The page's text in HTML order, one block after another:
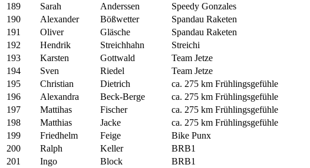
189
Sarah Anderssen Speedy Gonzales
190
Alexander Bößwetter Spandau Raketen
191
Oliver Gläsche Spandau Raketen
192
Hendrik Streichhahn Streichi
193
Karsten Gottwald Team Jetze
194
Sven Riedel Team Jetze
195
Christian Dietrich ca. 275 km Frühlingsgefühle
196
Alexandra Beck-Berge ca. 275 km Frühlingsgefühle
197
Mattihas Fischer ca. 275 km Frühlingsgefühle
198
Matthias Jacke ca. 275 km Frühlingsgefühle
199
Friedhelm Feige Bike Punx
200
Ralph Keller BRB1
201
Ingo Block BRB1